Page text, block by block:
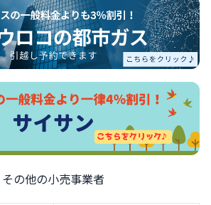
その他の小売事業者